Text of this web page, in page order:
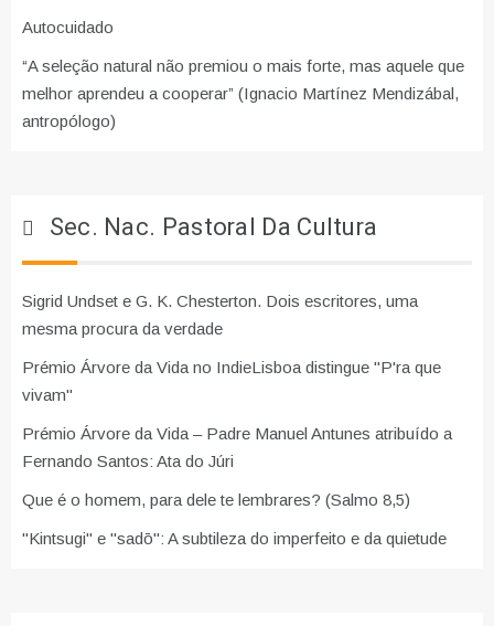
Autocuidado
“A seleção natural não premiou o mais forte, mas aquele que
melhor aprendeu a cooperar” (Ignacio Martínez Mendizábal,
antropólogo)
Sec. Nac. Pastoral Da Cultura
Sigrid Undset e G. K. Chesterton. Dois escritores, uma
mesma procura da verdade
Prémio Árvore da Vida no IndieLisboa distingue "P'ra que
vivam"
Prémio Árvore da Vida – Padre Manuel Antunes atribuído a
Fernando Santos: Ata do Júri
Que é o homem, para dele te lembrares? (Salmo 8,5)
"Kintsugi" e "sadō": A subtileza do imperfeito e da quietude